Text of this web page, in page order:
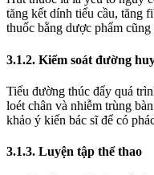
tăng kết dính tiểu cầu, tăng
thuốc bằng dược phẩm
3.1.2. Kiểm soát đường
Tiểu đường thúc đẩy quá
loét chân và nhiễm trùng
khảo ý kiến bác sĩ để có
3.1.3. Luyện tập thể thao